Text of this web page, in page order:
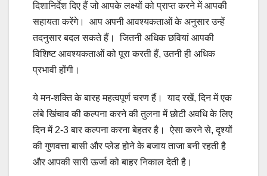
दिशानिर्देश दिए हैं जो आपके लक्ष्यों को प्राप्त करने में आपकी
सहायता करेंगे। आप अपनी आवश्यकताओं के अनुसार उन्हें
तदनुसार बदल सकते हैं। जितनी अधिक छवियां आपकी
विशिष्ट आवश्यकताओं को पूरा करती हैं, उतनी ही अधिक
प्रभावी होंगी।
ये मन-शक्ति के बारह महत्वपूर्ण चरण हैं। याद रखें, दिन में एक
लंबे खिंचाव की कल्पना करने की तुलना में छोटी अवधि के लिए
दिन में 2-3 बार कल्पना करना बेहतर है। ऐसा करने से, दृश्यों
की गुणवत्ता बासी और प्लेड होने के बजाय ताजा बनी रहती है
और आपकी सारी ऊर्जा को बाहर निकाल देती है।